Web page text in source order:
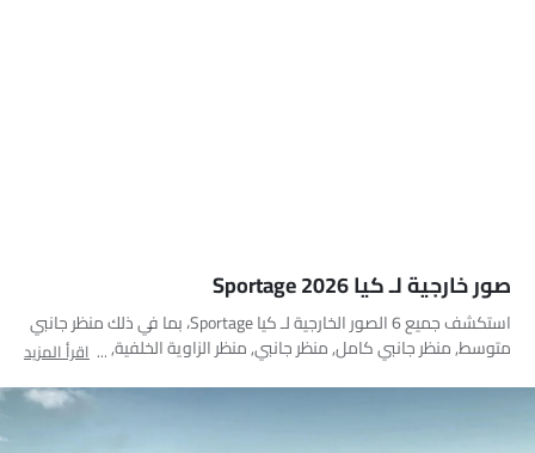
صور خارجية لـ كيا Sportage 2026
استكشف جميع 6 الصور الخارجية لـ كيا Sportage، بما في ذلك منظر جانبي
متوسط, منظر جانبي كامل, منظر جانبي, منظر الزاوية الخلفية, منظر جانب
اقرأ المزيد